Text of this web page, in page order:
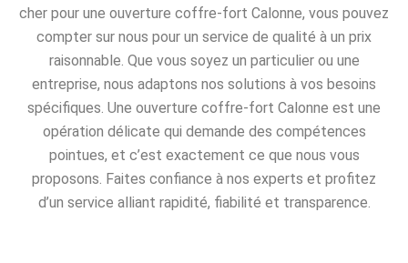
cher pour une ouverture coffre-fort Calonne, vous pouvez
compter sur nous pour un service de qualité à un prix
raisonnable. Que vous soyez un particulier ou une
entreprise, nous adaptons nos solutions à vos besoins
spécifiques. Une ouverture coffre-fort Calonne est une
opération délicate qui demande des compétences
pointues, et c’est exactement ce que nous vous
proposons. Faites confiance à nos experts et profitez
d’un service alliant rapidité, fiabilité et transparence.